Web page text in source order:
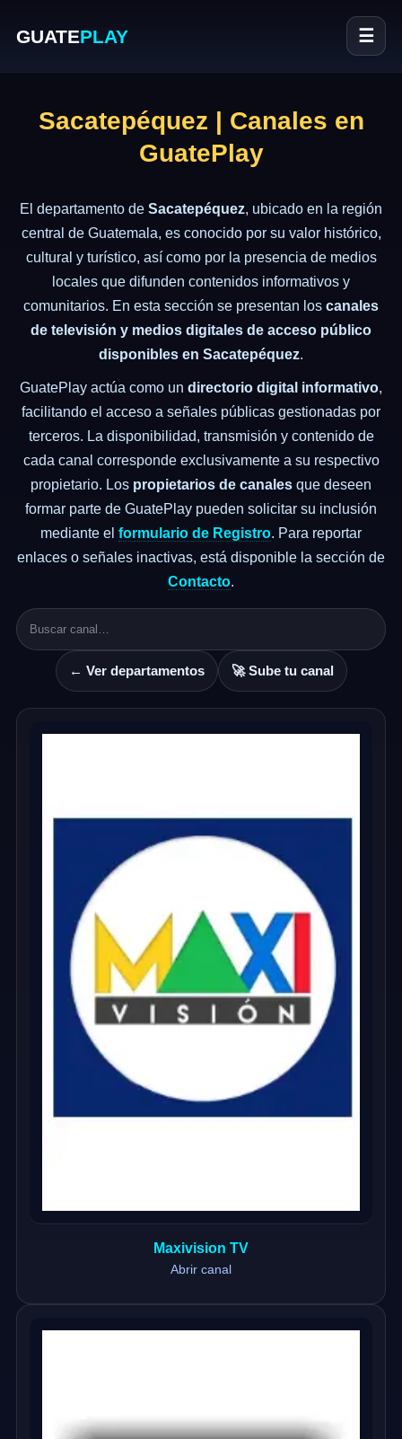
GUATEPLAY ☰
Sacatepéquez | Canales en
GuatePlay
El departamento de Sacatepéquez, ubicado en la región
central de Guatemala, es conocido por su valor histórico,
cultural y turístico, así como por la presencia de medios
locales que difunden contenidos informativos y
comunitarios. En esta sección se presentan los canales
de televisión y medios digitales de acceso público
disponibles en Sacatepéquez.
GuatePlay actúa como un directorio digital informativo,
facilitando el acceso a señales públicas gestionadas por
terceros. La disponibilidad, transmisión y contenido de
cada canal corresponde exclusivamente a su respectivo
propietario. Los propietarios de canales que deseen
formar parte de GuatePlay pueden solicitar su inclusión
mediante el formulario de Registro. Para reportar
enlaces o señales inactivas, está disponible la sección de
Contacto.
← Ver departamentos 🚀 Sube tu canal
Maxivision TV
Abrir canal